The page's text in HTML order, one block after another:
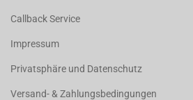
Callback Service
Impressum
Privatsphäre und Datenschutz
Versand- & Zahlungsbedingungen